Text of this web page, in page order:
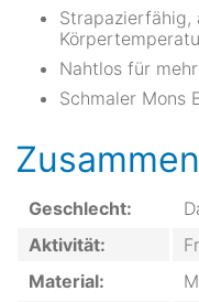
Nahtlos für
Schmaler Mons
Geschlecht:
Aktivität:
Material: